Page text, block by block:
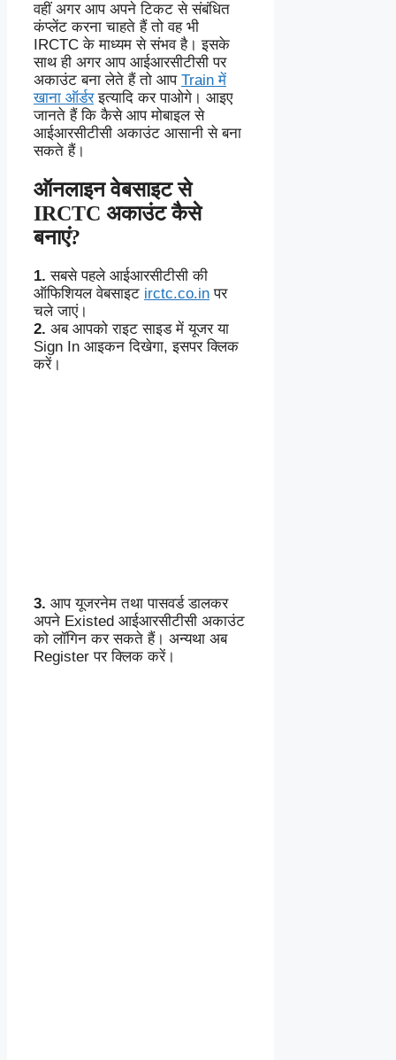
वहीं अगर आप अपने टिकट से संबंधित
कंप्लेंट करना चाहते हैं तो वह भी
IRCTC के माध्यम से संभव है। इसके
साथ ही अगर आप आईआरसीटीसी पर
अकाउंट बना लेते हैं तो आप Train में
खाना ऑर्डरइत्यादि कर पाओगे। आइए
जानते हैं कि कैसे आप मोबाइल से
आईआरसीटीसी अकाउंट आसानी से बना
सकते हैं।
ऑनलाइन वेबसाइट से
IRCTC अकाउंट कैसे
बनाएं?
1. सबसे पहले आईआरसीटीसी की
ऑफिशियल वेबसाइट irctc.co.in पर
चले जाएं।
2. अब आपको राइट साइड में यूजर या
Sign In आइकन दिखेगा, इसपर क्लिक
करें।
3. आप यूजरनेम तथा पासवर्ड डालकर
अपने Existed आईआरसीटीसी अकाउंट
को लॉगिन कर सकते हैं। अन्यथा अब
Register पर क्लिक करें।